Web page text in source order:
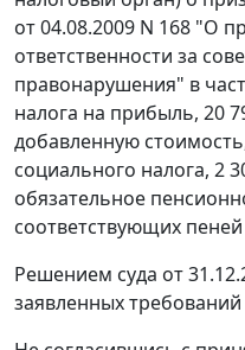
от 04.08.2009 N 168 "О
ответственности за
правонарушения" в
налога на прибыль, 20
добавленную
социального налога, 2
обязательное
соответствующих
Решением суда от
заявленных требований